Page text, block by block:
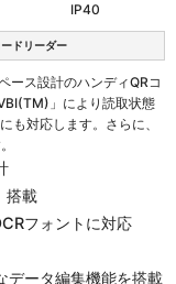
IP40
ドリーダー
ース設計のハンディQRコ
」により読取状態
も対応します。さらに、
搭載
フォントに対応
データ編集機能を搭載